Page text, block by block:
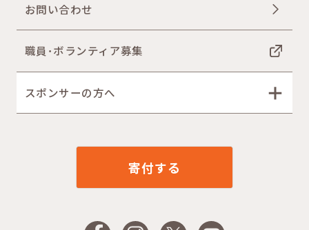
お問い合わせ
職員･ボランティア募集
スポンサーの方へ
寄付する